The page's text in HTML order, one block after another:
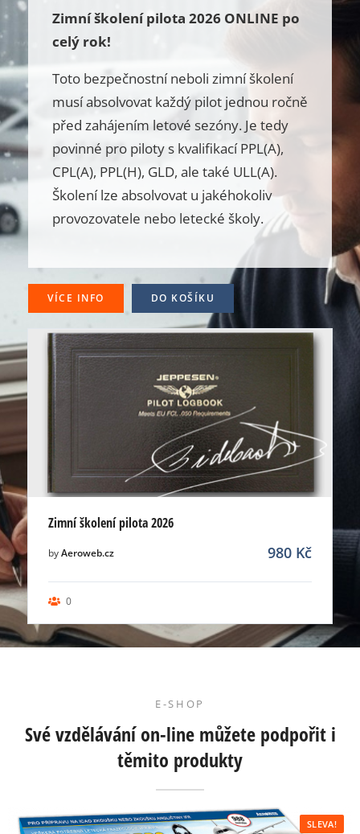
Zimní školení pilota 2026 ONLINE po
celý rok!
Toto bezpečnostní neboli zimní školení
musí absolvovat každý pilot jednou ročně
před zahájením letové sezóny. Je tedy
povinné pro piloty s kvalifikací PPL(A),
CPL(A), PPL(H), GLD, ale také ULL(A).
Školení lze absolvovat u jakéhokoliv
provozovatele nebo letecké školy.
VÍCE INFO DO KOŠÍKU
Zimní školení pilota 2026
byAeroweb.cz 980 Kč
0
E-SHOP
Své vzdělávání on-line můžete podpořit i
těmito produkty
SLEVA!